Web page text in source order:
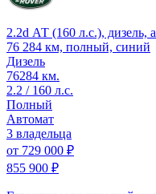
2.2d АТ (160 л.с.), дизель,
76 284 км, полный, синий
Дизель
76284 км.
2.2 / 160 л.с.
Полный
Автомат
3 владельца
от 729 000 ₽
855 900 ₽